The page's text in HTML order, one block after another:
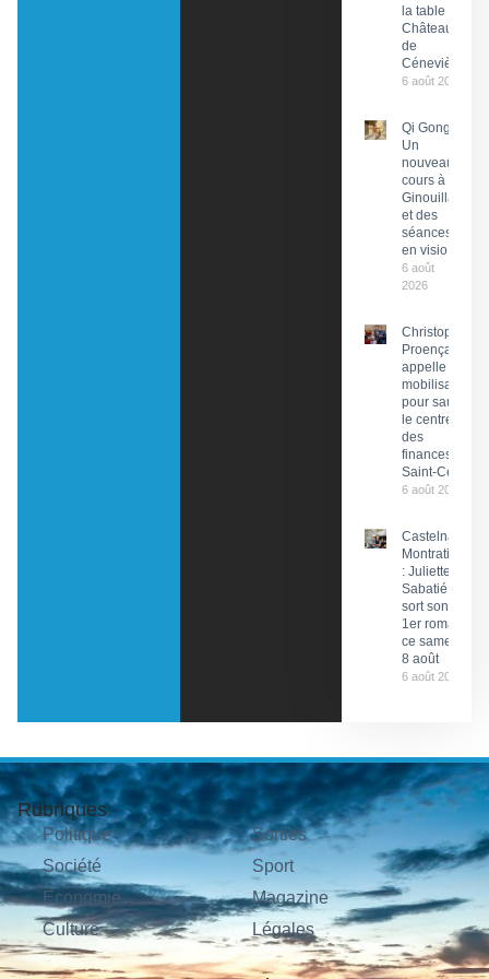
la table du
Château
de
Cénevières
6 août 2026
Qi Gong :
Un
nouveau
cours à
Ginouillac
et des
séances
en visio
6 août
2026
Christophe
Proença
appelle à la
mobilisation
pour sauver
le centre
des
finances de
Saint-Céré
6 août 2026
Castelnau-
Montratier
: Juliette
Sabatié
sort son
1er roman
ce samedi
8 août
6 août 2026
Rubriques
Politique
Société
Économie
Culture
Sorties
Sport
Magazine
Légales